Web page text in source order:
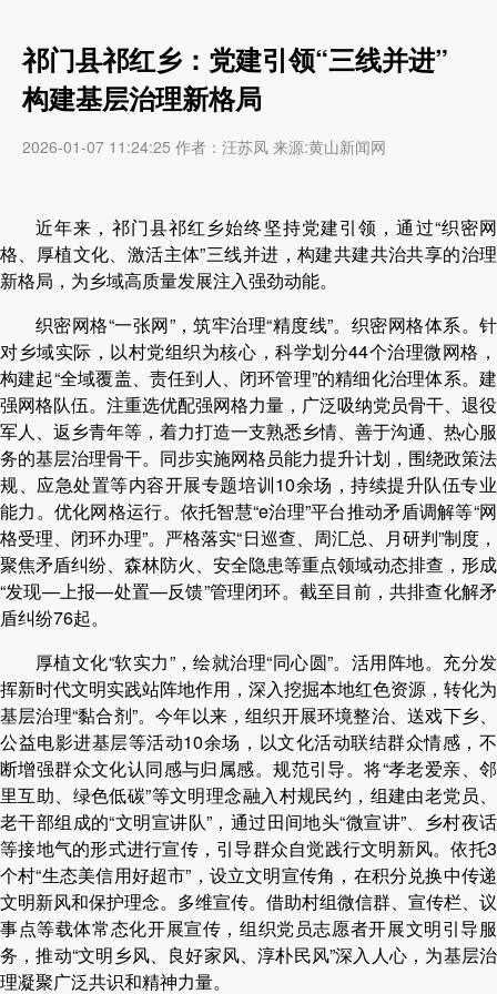
祁门县祁红乡：党建引领“三线并进”
构建基层治理新格局
2026-01-07 11:24:25 作者：汪苏凤 来源:黄山新闻网
近年来，祁门县祁红乡始终坚持党建引领，通过“织密网
格、厚植文化、激活主体”三线并进，构建共建共治共享的治理
新格局，为乡域高质量发展注入强劲动能。
织密网格“一张网”，筑牢治理“精度线”。织密网格体系。针
对乡域实际，以村党组织为核心，科学划分44个治理微网格，
构建起“全域覆盖、责任到人、闭环管理”的精细化治理体系。建
强网格队伍。注重选优配强网格力量，广泛吸纳党员骨干、退役
军人、返乡青年等，着力打造一支熟悉乡情、善于沟通、热心服
务的基层治理骨干。同步实施网格员能力提升计划，围绕政策法
规、应急处置等内容开展专题培训10余场，持续提升队伍专业
能力。优化网格运行。依托智慧“e治理”平台推动矛盾调解等“网
格受理、闭环办理”。严格落实“日巡查、周汇总、月研判”制度，
聚焦矛盾纠纷、森林防火、安全隐患等重点领域动态排查，形成
“发现—上报—处置—反馈”管理闭环。截至目前，共排查化解矛
盾纠纷76起。
厚植文化“软实力”，绘就治理“同心圆”。活用阵地。充分发
挥新时代文明实践站阵地作用，深入挖掘本地红色资源，转化为
基层治理“黏合剂”。今年以来，组织开展环境整治、送戏下乡、
公益电影进基层等活动10余场，以文化活动联结群众情感，不
断增强群众文化认同感与归属感。规范引导。将“孝老爱亲、邻
里互助、绿色低碳”等文明理念融入村规民约，组建由老党员、
老干部组成的“文明宣讲队”，通过田间地头“微宣讲”、乡村夜话
等接地气的形式进行宣传，引导群众自觉践行文明新风。依托3
个村“生态美信用好超市”，设立文明宣传角，在积分兑换中传递
文明新风和保护理念。多维宣传。借助村组微信群、宣传栏、议
事点等载体常态化开展宣传，组织党员志愿者开展文明引导服
务，推动“文明乡风、良好家风、淳朴民风”深入人心，为基层治
理凝聚广泛共识和精神力量。